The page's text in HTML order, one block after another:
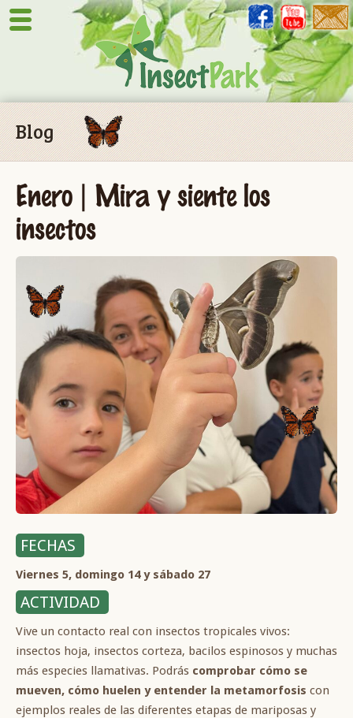
Blog
Enero | Mira y siente los
insectos
FECHAS
Viernes 5, domingo 14 y sábado 27
ACTIVIDAD
Vive un contacto real con insectos tropicales vivos:
insectos hoja, insectos corteza, bacilos espinosos y muchas
más especies llamativas. Podrás comprobar cómo se
mueven, cómo huelen y entender la metamorfosis con
ejemplos reales de las diferentes etapas de mariposas y